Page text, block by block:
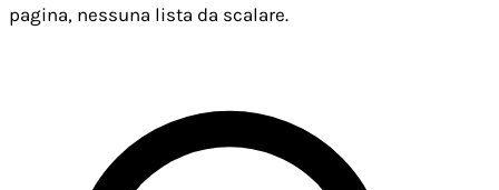
pagina, nessuna lista da scalare.